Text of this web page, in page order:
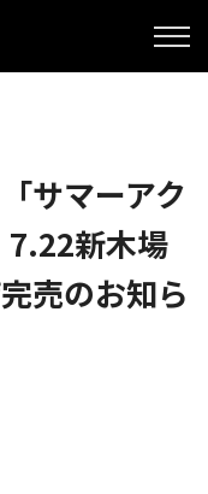
サマーアク
7.22新木場
売のお知ら